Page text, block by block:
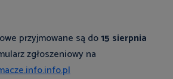
przyjmowane są do15 sierpnia
zgłoszeniowy na